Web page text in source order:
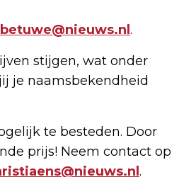
.
stijgen, wat onder
je naamsbekendheid
te besteden. Door
prijs! Neem contact op
.